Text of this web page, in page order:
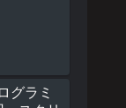
グラミ